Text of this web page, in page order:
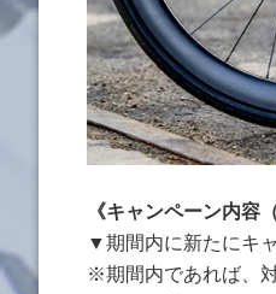
《キャンペーン内容
▼期間内に新たにキ
※期間内であれば、